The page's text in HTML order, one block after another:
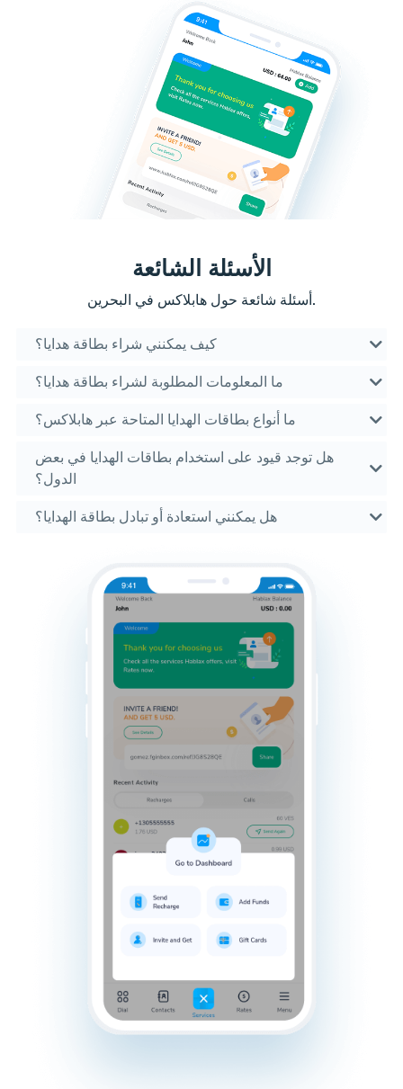
الأسئلة الشائعة
أسئلة شائعة حول هابلاكس في البحرين.
كيف يمكنني شراء بطاقة هدايا؟
ما المعلومات المطلوبة لشراء بطاقة هدايا؟
ما أنواع بطاقات الهدايا المتاحة عبر هابلاكس؟
هل توجد قيود على استخدام بطاقات الهدايا في بعض
الدول؟
هل يمكنني استعادة أو تبادل بطاقة الهدايا؟